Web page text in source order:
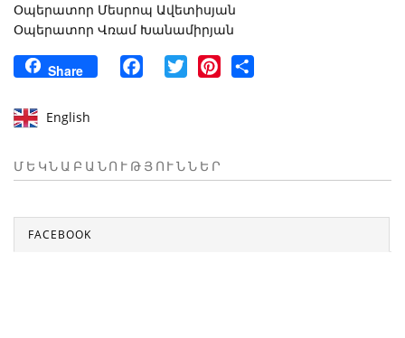
Օպերատոր Մեսրոպ Ավետիսյան
Օպերատոր Վռամ Խանամիրյան
Share FacebookTwitter Pinterest
English
ՄԵԿՆԱԲԱՆՈՒԹՅՈՒՆՆԵՐ
FACEBOOK